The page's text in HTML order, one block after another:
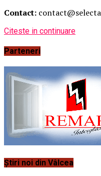
Contact:
Citeste in continuare
Parteneri
Știri noi din Vâlcea